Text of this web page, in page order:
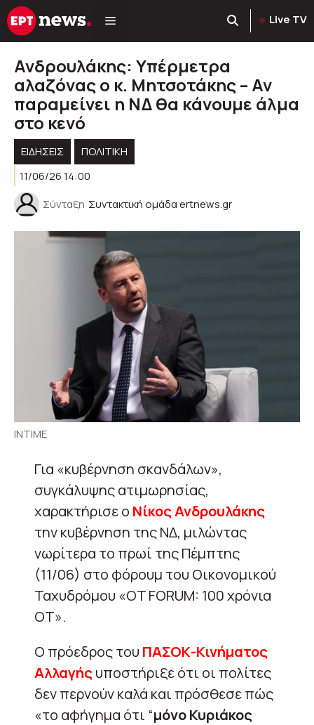
Μετάβαση
σε
Live TV
Ανδρουλάκης: Υπέρμετρα
αλαζόνας ο κ. Μητσοτάκης – Αν
παραμείνει η ΝΔ θα κάνουμε άλμα
στο κενό
ΕΙΔΗΣΕΙΣ
ΠΟΛΙΤΙΚΉ
11/06/26 14:00
Σύνταξη Συντακτική ομάδα ertnews.gr
ΙΝΤΙΜΕ
Για «κυβέρνηση σκανδάλων»,
συγκάλυψης ατιμωρησίας,
χαρακτήρισε ο Νίκος Ανδρουλάκης
την κυβέρνηση της ΝΔ, μιλώντας
νωρίτερα το πρωί της Πέμπτης
(11/06) στο φόρουμ του Οικονομικού
Ταχυδρόμου «OT FORUM: 100 χρόνια
ΟΤ».
Ο πρόεδρος του ΠΑΣΟΚ-Κινήματος
Αλλαγήςυποστήριξε ότι οι πολίτες
δεν περνούν καλά και πρόσθεσε πώς
«το αφήγημα ότι “μόνο Κυριάκος